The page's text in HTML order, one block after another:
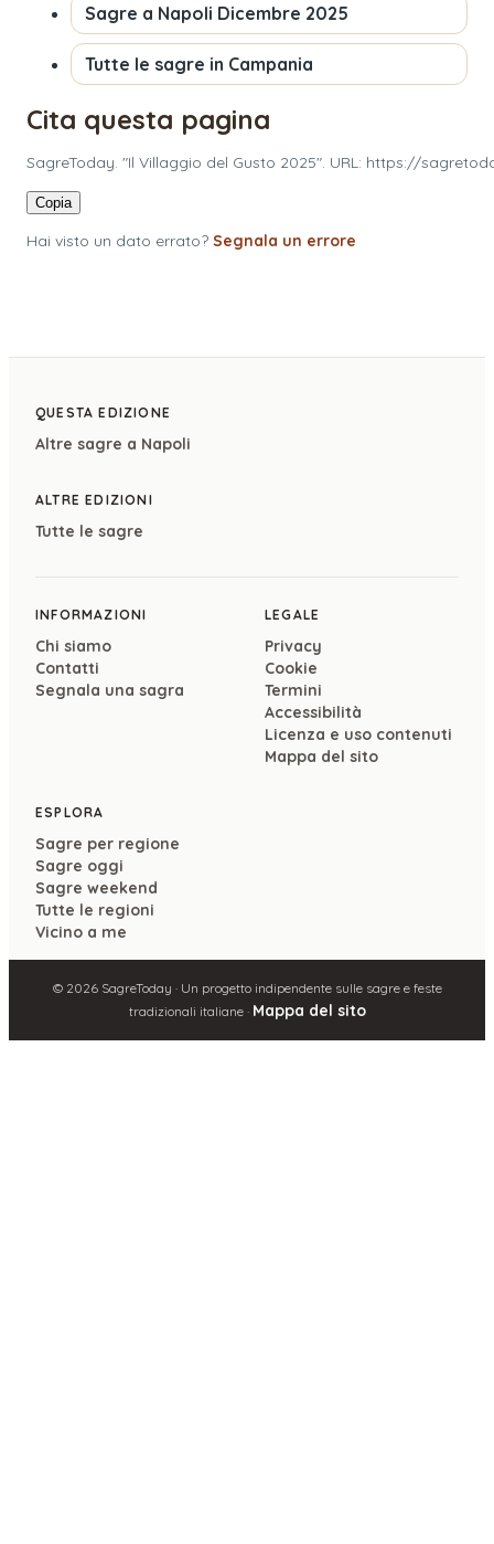
Sagre a Napoli Dicembre 2025
Tutte le sagre in Campania
Cita questa pagina
SagreToday. "Il Villaggio del Gusto 2025". URL: https://
Copia
Hai visto un dato errato? Segnala un errore
QUESTA EDIZIONE
Altre sagre a Napoli
ALTRE EDIZIONI
Tutte le sagre
INFORMAZIONI
Chi siamo
Contatti
Segnala una sagra
LEGALE
Privacy
Cookie
Termini
Accessibilità
Licenza e uso contenuti
Mappa del sito
ESPLORA
Sagre per regione
Sagre oggi
Sagre weekend
Tutte le regioni
Vicino a me
© 2026SagreToday · Un progetto indipendente sulle sagre e feste
tradizionali italiane · Mappa del sito